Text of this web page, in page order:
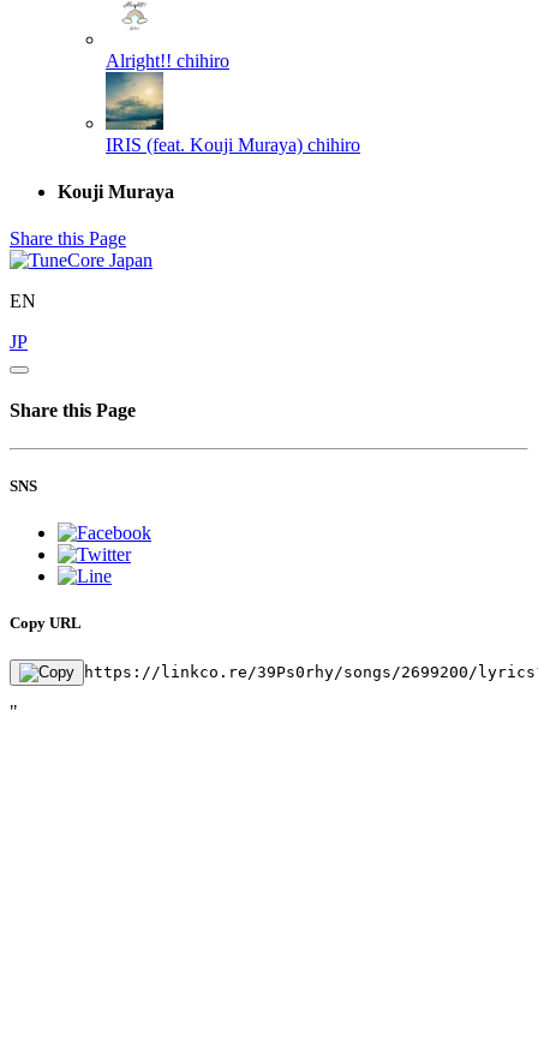
Alright!! chihiro
IRIS (feat. Kouji Muraya) chihiro
Kouji Muraya
Share this Page
EN
JP
Share this Page
SNS
Copy URL
https://linkco.re/39Ps0rhy/songs/2699200/
"